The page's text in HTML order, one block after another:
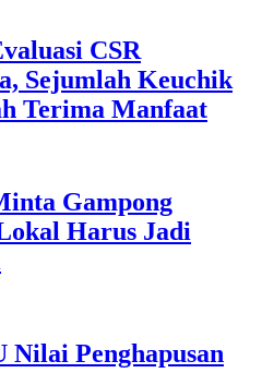
CSR
Sejumlah Keuchik
Terima Manfaat
Gampong
Harus Jadi
Penghapusan